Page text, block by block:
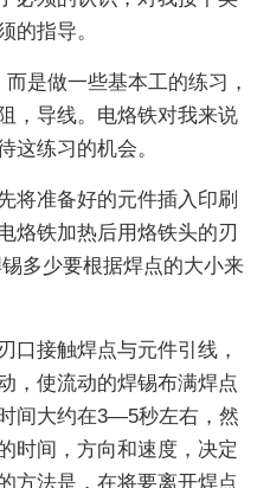
的指导。
是做一些基本工的练习，
，导线。电烙铁对我来说
这练习的机会。
准备好的元件插入印刷
烙铁加热后用烙铁头的刃
多少要根据焊点的大小来
接触焊点与元件引线，
，使流动的焊锡布满焊点
间大约在3—5秒左右，然
时间，方向和速度，决定
方法是，在将要离开焊点